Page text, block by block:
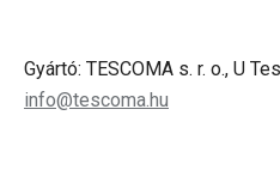
Gyártó: TESCOMA s. r. o., U
info@tescoma.hu